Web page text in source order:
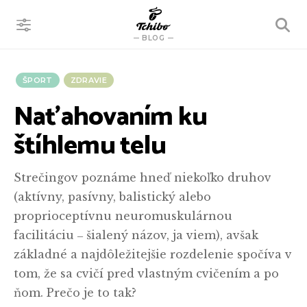
BLOG
VYHĽADÁVANIE
ŠPORT ZDRAVIE
Naťahovaním ku
štíhlemu telu
Strečingov poznáme hneď niekoľko druhov
(aktívny, pasívny, balistický alebo
proprioceptívnu neuromuskulárnou
facilitáciu ‒ šialený názov, ja viem), avšak
základné a najdôležitejšie rozdelenie spočíva v
tom, že sa cvičí pred vlastným cvičením a po
ňom. Prečo je to tak?